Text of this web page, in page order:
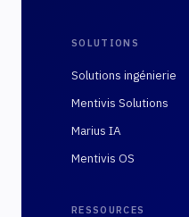
SOLUTIONS
Solutions ingénierie
Mentivis Solutions
Marius IA
Mentivis OS
RESSOURCES